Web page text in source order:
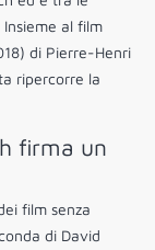
al film
di Pierre-Henri
ripercorre la
firma un
film senza
di David